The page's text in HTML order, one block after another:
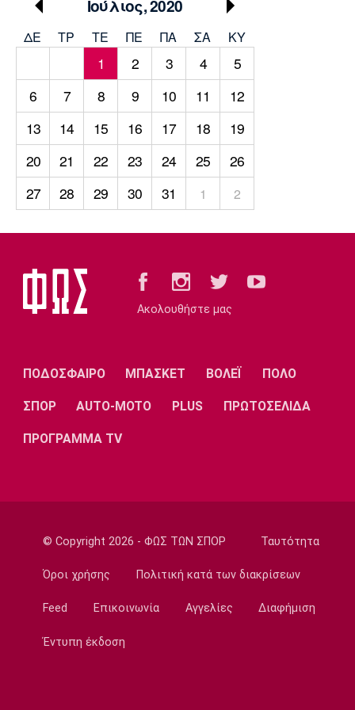
Πολιτισμός
Τραγούδια
Cine Spot
Media
Παρασκήνιο
Πρόγραμμα TV
Ιωνικός Κηφισιά Πανσερραϊκός
Μπαρτσελόνα
Ρεάλ
Μαδρίτης
Ατλέτικο
Μαδρίτης
Μάντσεστερ
Γιουνάιτεντ
Σίτι
Μπορούσια
Παρί Σεν
Μαρσέιγ
Μονακό
Ιούλιος, 2020
ΔΕ ΤΡ TΕ ΠΕ ΠΑ ΣΑ ΚΥ
1 2 3 4
5
6
7 8 9 10 11
12
13
14 15 16 17 18
19
20
21 22 23 24 25
26
27
28 29 30 31 1 2
Ακολουθήστε μας
ΠΟΔΟΣΦΑΙΡΟ ΜΠΑΣΚΕΤ ΒΟΛΕΪ ΠΟΛΟ
ΣΠΟΡ AUTO-MOTO PLUS ΠΡΩΤΟΣΕΛΙΔΑ
ΠΡΟΓΡΑΜΜΑ TV
© Copyright 2026 - ΦΩΣ ΤΩΝ ΣΠΟΡ Ταυτότητα
Όροι χρήσης Πολιτική κατά των διακρίσεων
Feed Επικοινωνία Αγγελίες Διαφήμιση
Έντυπη έκδοση